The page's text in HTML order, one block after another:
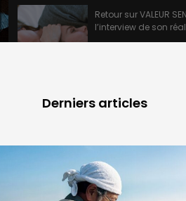
Retour sur VALEUR
l’interview de son
Derniers articles